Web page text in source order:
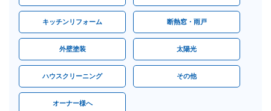
キッチンリフォーム 断熱窓・雨戸
外壁塗装 太陽光
ハウスクリーニング その他
オーナー様へ